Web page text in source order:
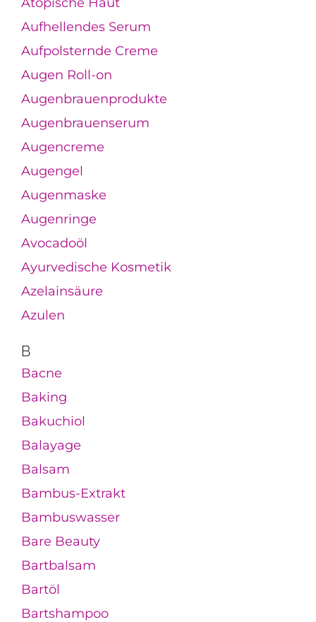
Aufhellendes Serum
Aufpolsternde Creme
Augen Roll-on
Augenbrauenprodukte
Augenbrauenserum
Augencreme
Augengel
Augenmaske
Augenringe
Avocadoöl
Ayurvedische Kosmetik
Azelainsäure
Azulen
B
Bacne
Baking
Bakuchiol
Balayage
Balsam
Bambus-Extrakt
Bambuswasser
Bare Beauty
Bartbalsam
Bartöl
Bartshampoo